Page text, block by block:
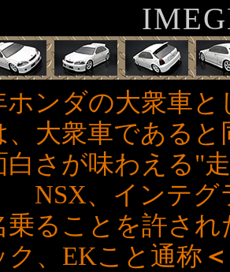
ホンダの大衆車
、大衆車である
白さが味わえる"
NSX、インテグ
乗ることを許さ
ク、EKこと通称